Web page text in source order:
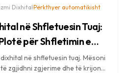
Dixhital·Përkthyer automatikisht
në Shfletuesin Tuaj:
për Shfletimin e
në shfletuesin tuaj. Mësoni
zgjidhni zgjerime dhe të krijoni